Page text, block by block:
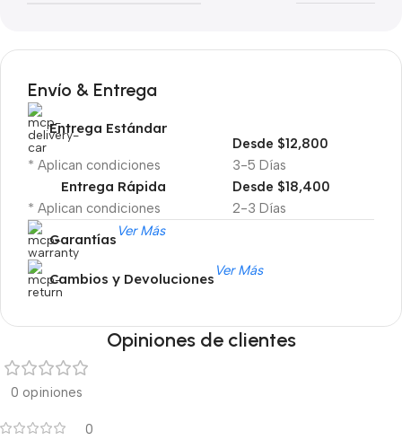
Envío & Entrega
Entrega Estándar
* Aplican condiciones 3-5 Días
Desde $12,800
Entrega Rápida
* Aplican condiciones 2-3 Días
Desde $18,400
Garantías Ver Más
Cambios y Devoluciones Ver Más
Opiniones de clientes
0 opiniones
0